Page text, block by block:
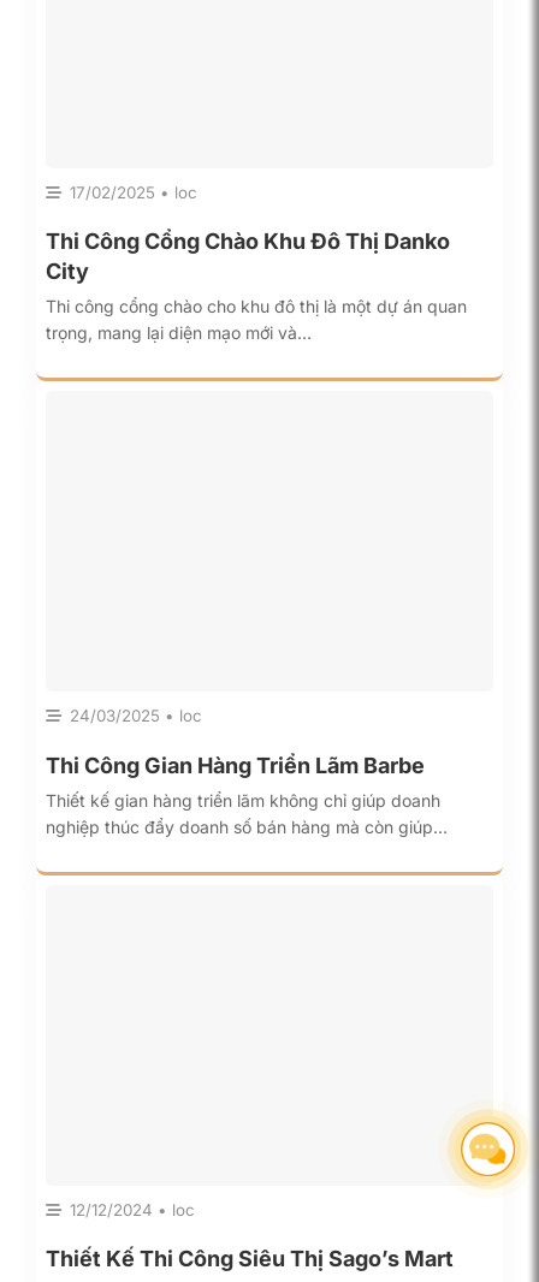
17/02/2025 • loc
Thi Công Cổng Chào Khu Đô Thị Danko
City
Thi công cổng chào cho khu đô thị là một dự án quan
trọng, mang lại diện mạo mới và…
24/03/2025 • loc
Thi Công Gian Hàng Triển Lãm Barbe
Thiết kế gian hàng triển lãm không chỉ giúp doanh
nghiệp thúc đẩy doanh số bán hàng mà còn giúp…
12/12/2024 • loc
Thiết Kế Thi Công Siêu Thị Sago’s Mart